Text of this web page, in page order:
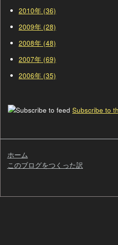
2010年 (36)
2009年 (28)
2008年 (48)
2007年 (69)
2006年 (35)
Subscribe to
ホーム
このブログをつくった訳
自